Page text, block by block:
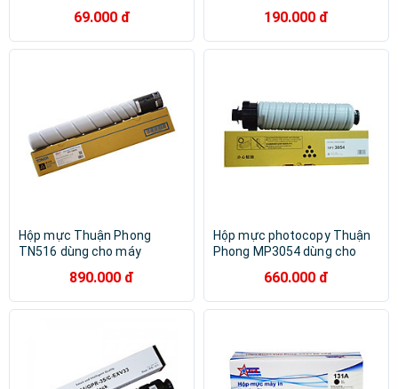
L850 - Hàng Chính Hãng
69.000 đ
1200 - Hàng Chính Hãng
190.000 đ
Hộp mực Thuận Phong
TN516 dùng cho máy
bizhub 458e / 558e / 658e -
Hàng Chính Hãng
890.000 đ
Hộp mực photocopy Thuận
Phong MP3054 dùng cho
3054/ 3055/ 3554/ 3555 -
Hàng Chính Hãng
660.000 đ